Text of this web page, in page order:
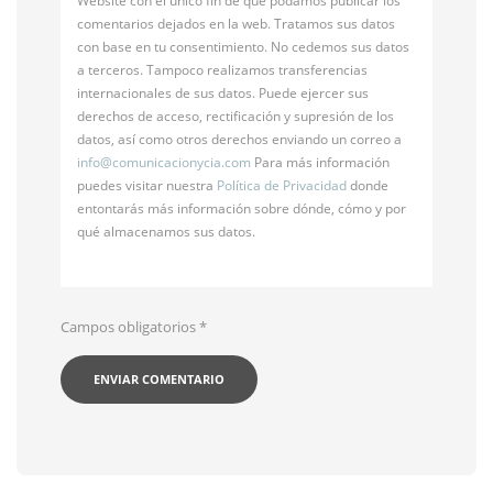
comentarios dejados en la web. Tratamos sus datos
con base en tu consentimiento. No cedemos sus datos
a terceros. Tampoco realizamos transferencias
internacionales de sus datos. Puede ejercer sus
derechos de acceso, rectificación y supresión de los
datos, así como otros derechos enviando un correo a
info@comunicacionycia.com Para más información
puedes visitar nuestra Política de Privacidaddonde
entontarás más información sobre dónde, cómo y por
qué almacenamos sus datos.
Campos obligatorios*